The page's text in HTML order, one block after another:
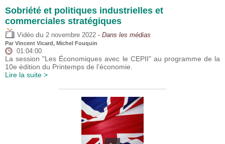
Sobriété et politiques industrielles et
commerciales stratégiques
Vidéo du 2 novembre 2022 - Dans les médias
Par Vincent Vicard, Michel Fouquin
01:04:00
La session "Les Économiques avec le CEPII" au programme de la
10e édition du Printemps de l’économie.
Lire la suite >